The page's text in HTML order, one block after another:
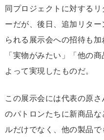
同プロジェクトに対する
ーだが、後日、追加リタ
られる展示会への招待も
「実物がみたい」「他の
よって実現したものだ。
この展示会には代表の原
のパトロンたちに新商品
ルだけでなく、他の製品